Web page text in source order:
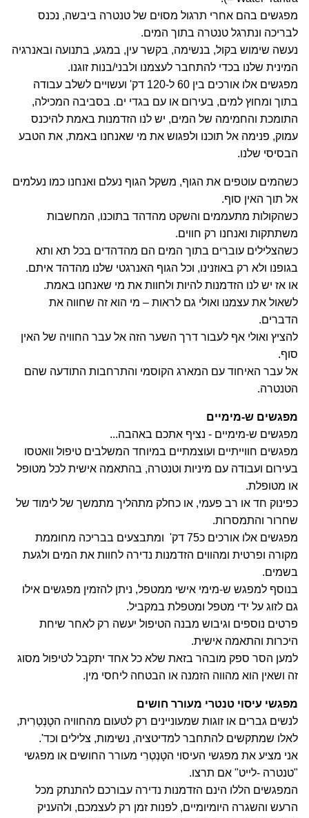
מפגשים בהם אחרי תרגול מסוים של טנטרה ביבשה, נכנס
לבריכה ונתרגל טנטרה בתוך המים.
נעשה שימוש בקול, בנשימה, בקשר עין, במגע, בתנועה ובאנרגיה
המינית שלנו בכדי להתחבר לעצמנו ולבני/בנות זוגנו.
מפגשים אלו אורכים בין 60 ל-120 דק' ועשויים לשלב עבודה
בתוך ומחוץ למים, בעירום או עם בגדי ים. בסביבה המכילה,
התומכת והחמימה של המים, יש לנו הזדמנות באמת להיכנס
עמוק, פנימה אל תוכנו ולפגוש את מי שאנחנו באמת, את הטבע
הבסיסי שלנו.
כשהמים עוטפים את הגוף, משקל הגוף נעלם ואנחנו כמו נעלמים
אל תוך האין סוף.
כשהקולות מתעממים והשקט מהדהד בתוכנו, המחשבות
משתתקות ואנחנו רק חווים.
כשהצלילים עוברים בתוך המים הם מהדהדים בכל תא ותא
בגופנו ולא רק באוזנינו, וכל הגוף האנרגטי שלנו מהדהד איתם.
או אז יש לנו הזדמנות להיות ולחוות את מי שאנחנו באמת.
לשאול את עצמנו ואולי גם לראות – מי הוא זה שחווה את
הדברים.
להציץ ואולי אף לעבור דרך השער הזה אל עבר החוויה של האין
סוף.
אל עבר האיחוד עם המארג הקוסמי והתרחבות התודעה שהם
הטנטרה.
מפגשים ש-מימיים
מפגשים ש-מימיים - נציף אתכם באהבה...
מפגשים חווייתיים ועוצמתיים במיוחד המשלבים טיפול וואטסו
בעירום ועבודה עם מיניות וטנטרה, בהתאמה אישית לכל מטופל
או מטופלת.
כפינוק חד או רב פעמי, או כחלק מתהליך מתמשך של לימוד של
שחרור והתמסרות.
מפגשים אלו אורכים כ75 דק' ומתבצעים בבריכה מחוממת
מקורה ופרטית ומהווים הזדמנות נדירה לחוות את המים ולגעת
בשמים.
בנוסף למפגש ש-מימי אישי ממטפל, ניתן להזמין מפגשים אילו
גם לזוג על ידי מטפל ומטפלת במקביל.
פרטים נוספים וגיבוש מבנה הטיפול יעשה רק לאחר שיחת
היכרות והתאמה אישית.
למען הסר ספק מובהר בזאת שלא כל אחד יתקבל לטיפול מסוג
זה ושאין הוא מהווה הזמנה או הבטחה ליחסי מין.
מפגשי עיסוי טנטרי מעורר חושים
לנשים גברים או זוגות שמעוניינים רק לטעום מהחוויה הטָנְטְרִית,
לאלו שמתקשים להתחבר למדיטציה, נשימות, צלילים וכד'.
אני מציע את מפגשי העיסוי הטָנְטְרִי מעורר החושים או מפגשי
"טנטרה -לייט" אם תרצו.
המפגשים הללו הינם הזדמנות נדירה עבורכם להתנתק מכל
הרעש והשגרה היומיומיים, לפנות זמן רק לעצמכם, ולהעניק